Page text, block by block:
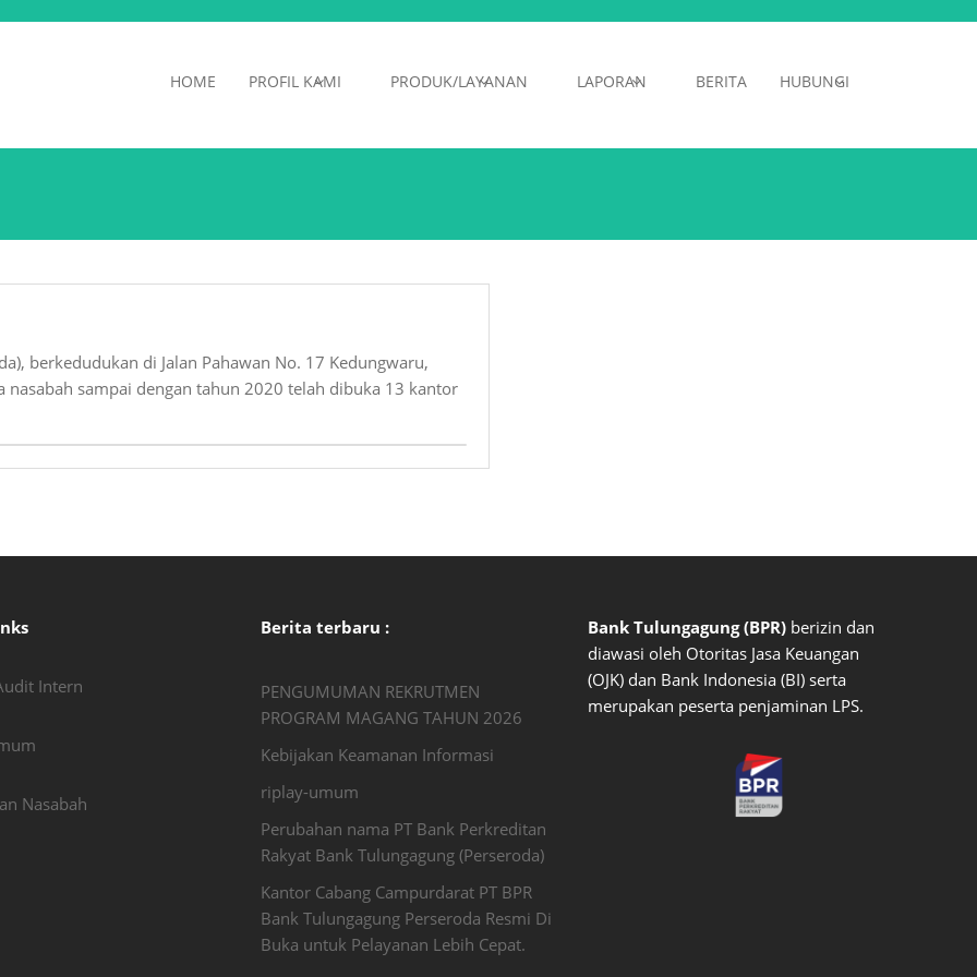
HOME PROFIL KAMI PRODUK/LAYANAN LAPORAN BERITA HUBUNGI
berkedudukan di Jalan Pahawan No. 17 Kedungwaru,
nasabah sampai dengan tahun 2020 telah dibuka 13 kantor
Intern
Nasabah
Berita terbaru :
PENGUMUMAN REKRUTMEN
PROGRAM MAGANG TAHUN 2026
Kebijakan Keamanan Informasi
riplay-umum
Perubahan nama PT Bank Perkreditan
Rakyat Bank Tulungagung (Perseroda)
Kantor Cabang Campurdarat PT BPR
Bank Tulungagung Perseroda Resmi Di
Buka untuk Pelayanan Lebih Cepat.
Bank Tulungagung (BPR) berizin dan
diawasi oleh Otoritas Jasa Keuangan
(OJK) dan Bank Indonesia (BI) serta
merupakan peserta penjaminan LPS.